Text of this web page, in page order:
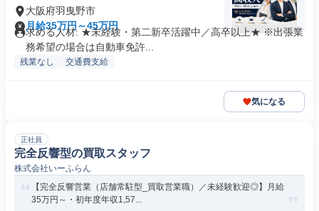
大阪府羽曳野市
月給35万円～45万円
求める人材: ★未経験・第二新卒活躍中／高卒以上★ ※出張業
務希望の場合は自動車免許...
残業なし 交通費支給
気になる
正社員
完全反響型の買取スタッフ
株式会社いーふらん
【完全反響営業（店舗常駐型_買取営業職）／未経験歓迎◎】月給
35万円～・初年度年収1,57...